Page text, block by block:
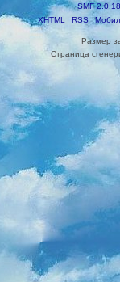
SMF 2.0.18
XHTML
RSS
Размер
Страница